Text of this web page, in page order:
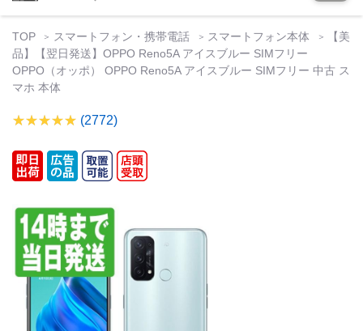
TOP スマートフォン・携帯電話 スマートフォン本体
【美
品】【翌日発送】OPPO Reno5A アイスブルー SIMフリー
OPPO（オッポ） OPPO Reno5A アイスブルー SIMフリー 中古 ス
マホ 本体
(2772)